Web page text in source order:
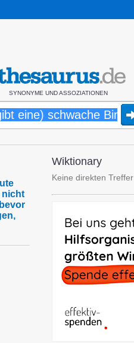
SYNONYME UND ASSOZIATIONEN
nicht
Wiktionary
Keine direkten Treffer